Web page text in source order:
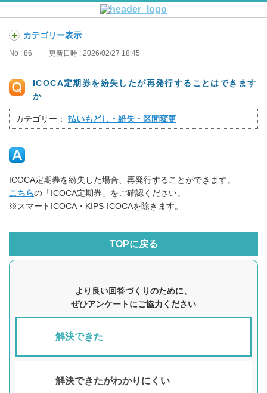
カテゴリー表示
No : 86 更新日時 : 2026/02/27 18:45
ICOCA定期券を紛失したが再発行することはできます
か
カテゴリー： 払いもどし・紛失・区間変更
ICOCA定期券を紛失した場合、再発行することができます。
こちらの「ICOCA定期券」をご確認ください。
※スマートICOCA・KIPS-ICOCAを除きます。
TOPに戻る
より良い回答づくりのために、
ぜひアンケートにご協力ください
解決できた
解決できたがわかりにくい